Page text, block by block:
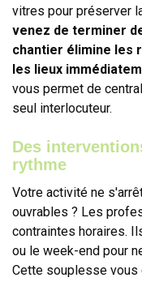
vitres pour préserver
venez de terminer
chantier élimine les
les lieux
vous permet de
seul interlocuteur.
Des
rythme
Votre activité ne
ouvrables ? Les
contraintes horaires.
ou le week-end pour
Cette souplesse vous